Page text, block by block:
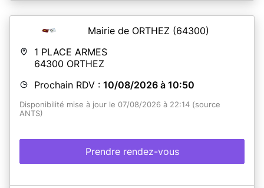
Mairie de ORTHEZ (64300)
1 PLACE ARMES
64300 ORTHEZ
Prochain RDV : 10/08/2026 à 10:50
Disponibilité mise à jour le 07/08/2026 à 22:14 (source
ANTS)
Prendre rendez-vous